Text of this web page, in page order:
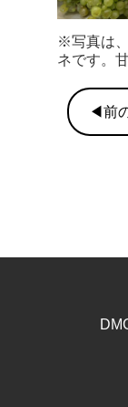
※写真は
ネです。
◀前